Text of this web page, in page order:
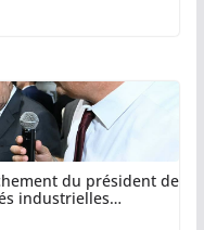
du président de
industrielles
des avoirs